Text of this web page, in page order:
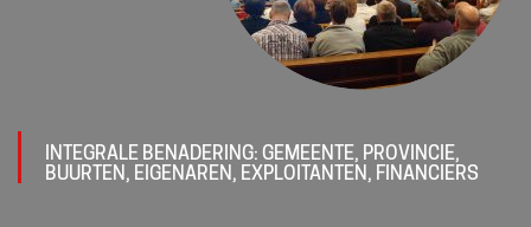
INTEGRALE BENADERING: GEMEENTE, PROVINCIE,
BUURTEN, EIGENAREN, EXPLOITANTEN, FINANCIERS